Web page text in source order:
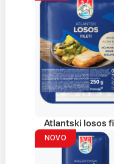
Atlantski losos
NOVO